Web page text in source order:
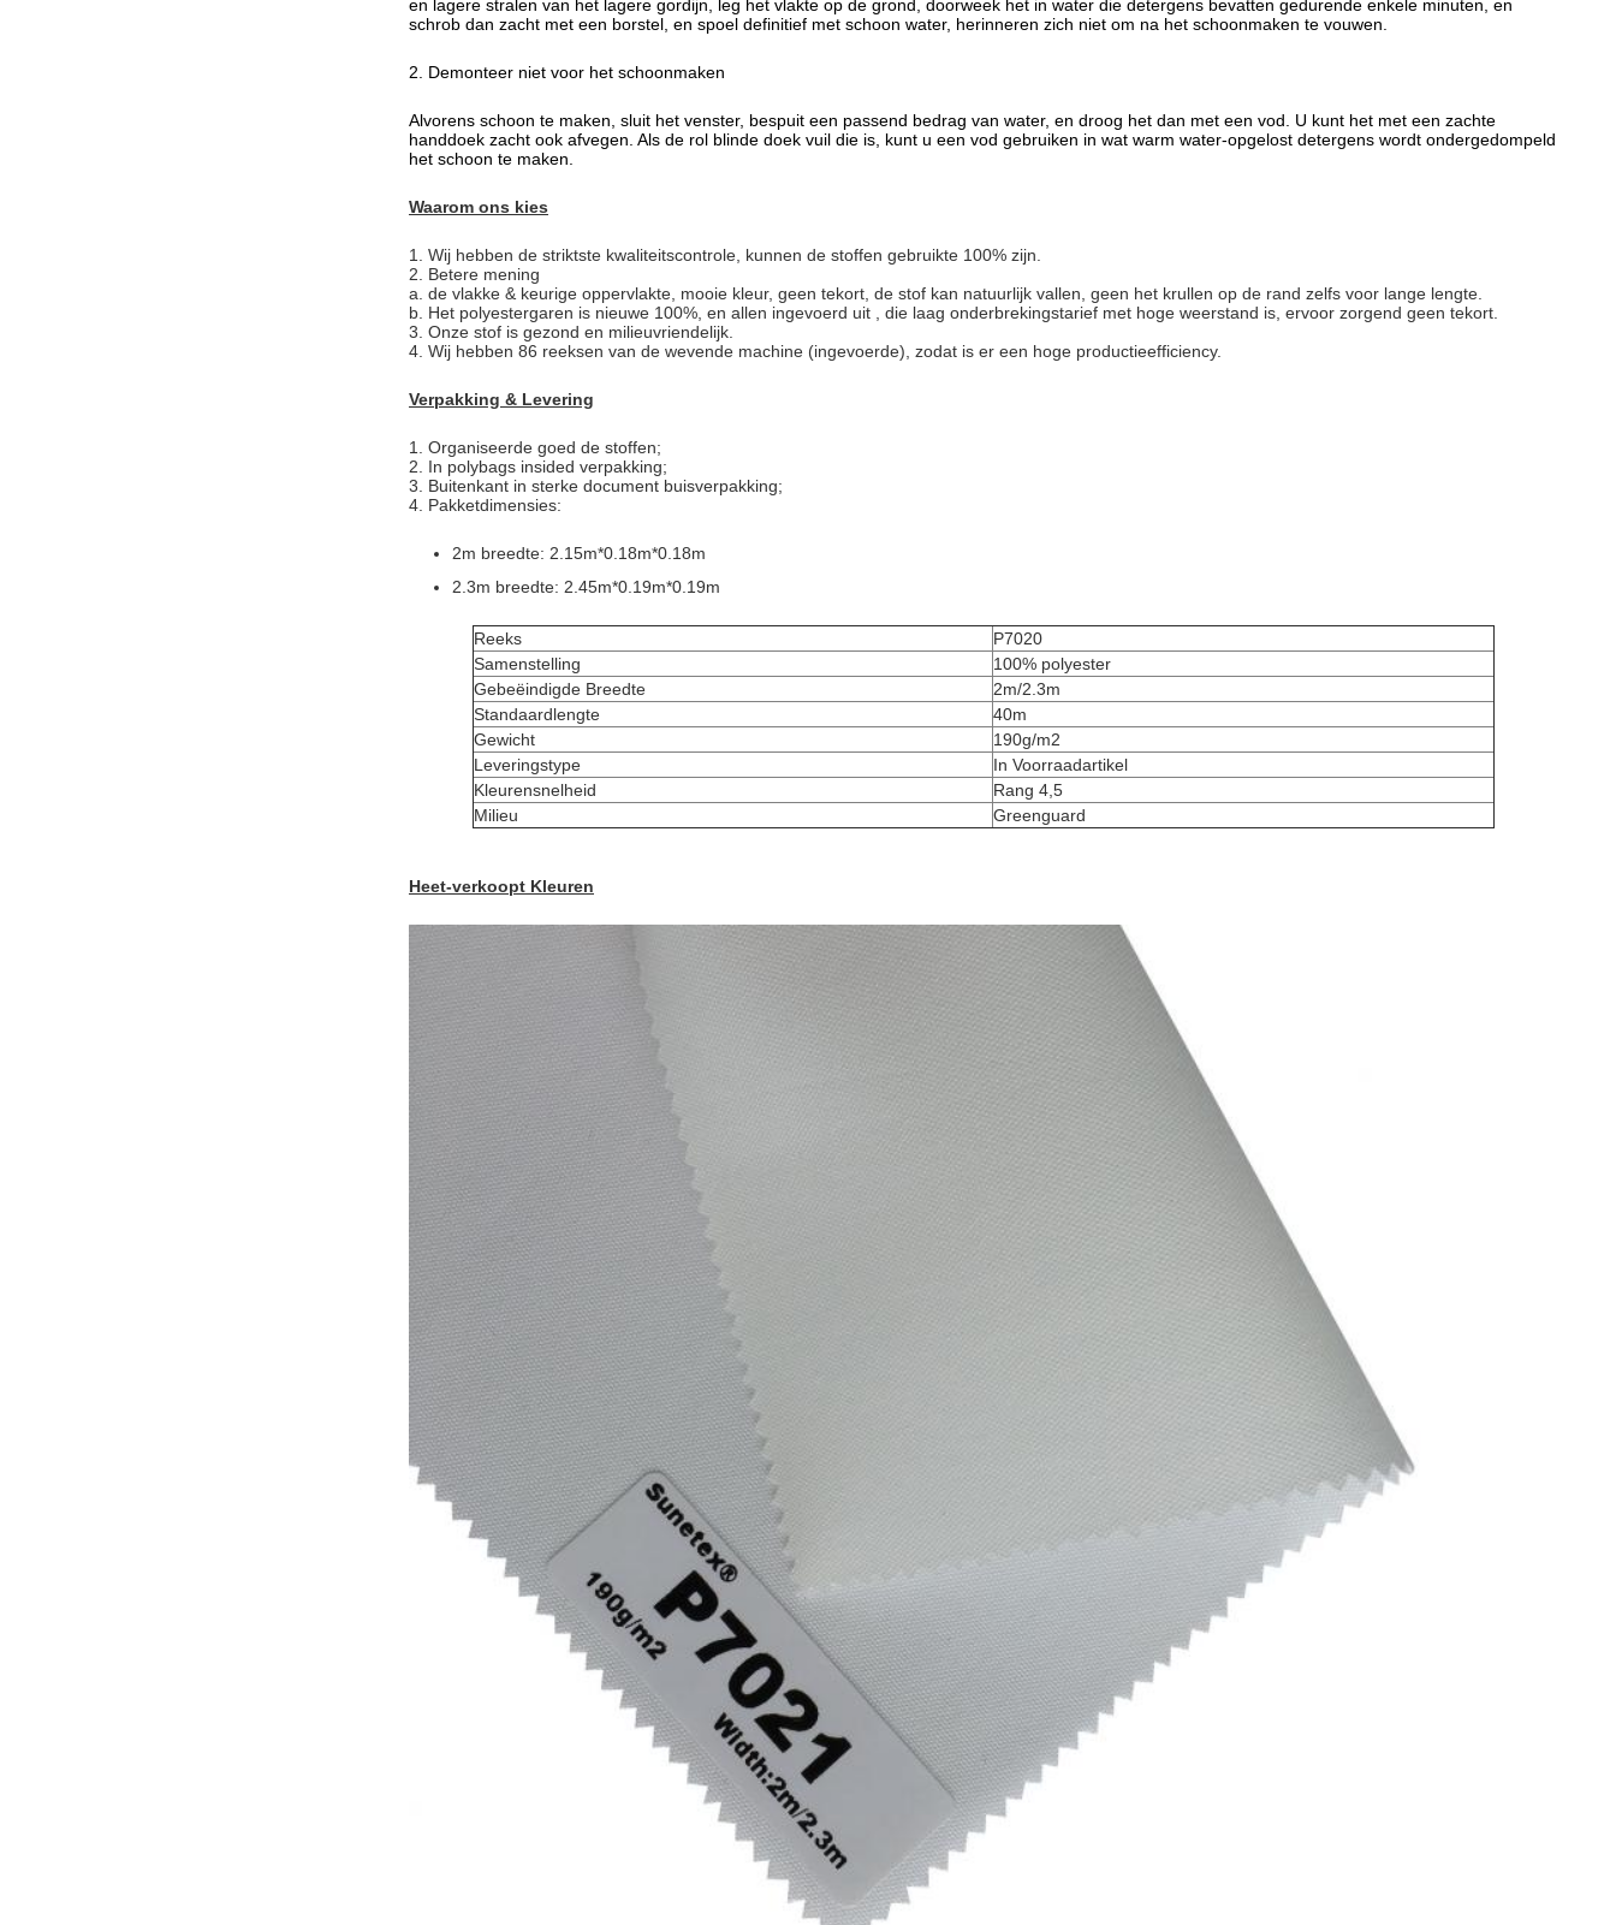
en lagere stralen van het lagere gordijn, leg het vlakte op de grond, doorweek het in water die detergens bevatten gedurende enkele minuten, en
schrob dan zacht met een borstel, en spoel definitief met schoon water, herinneren zich niet om na het schoonmaken te vouwen.
2. Demonteer niet voor het schoonmaken
Alvorens schoon te maken, sluit het venster, bespuit een passend bedrag van water, en droog het dan met een vod. U kunt het met een zachte
handdoek zacht ook afvegen. Als de rol blinde doek vuil die is, kunt u een vod gebruiken in wat warm water-opgelost detergens wordt ondergedompeld
het schoon te maken.
Waarom ons kies
1. Wij hebben de striktste kwaliteitscontrole, kunnen de stoffen gebruikte 100% zijn.
2. Betere mening
a. de vlakke & keurige oppervlakte, mooie kleur, geen tekort, de stof kan natuurlijk vallen, geen het krullen op de rand zelfs voor lange lengte.
b. Het polyestergaren is nieuwe 100%, en allen ingevoerd uit , die laag onderbrekingstarief met hoge weerstand is, ervoor zorgend geen tekort.
3. Onze stof is gezond en milieuvriendelijk.
4. Wij hebben 86 reeksen van de wevende machine (ingevoerde), zodat is er een hoge productieefficiency.
Verpakking & Levering
1. Organiseerde goed de stoffen;
2. In polybags insided verpakking;
3. Buitenkant in sterke document buisverpakking;
4. Pakketdimensies:
2m breedte: 2.15m*0.18m*0.18m
2.3m breedte: 2.45m*0.19m*0.19m
Reeks
P7020
Samenstelling
100% polyester
Gebeëindigde Breedte
2m/2.3m
Standaardlengte
40m
Gewicht
190g/m2
Leveringstype
In Voorraadartikel
Kleurensnelheid
Rang 4,5
Milieu
Greenguard
Heet-verkoopt Kleuren